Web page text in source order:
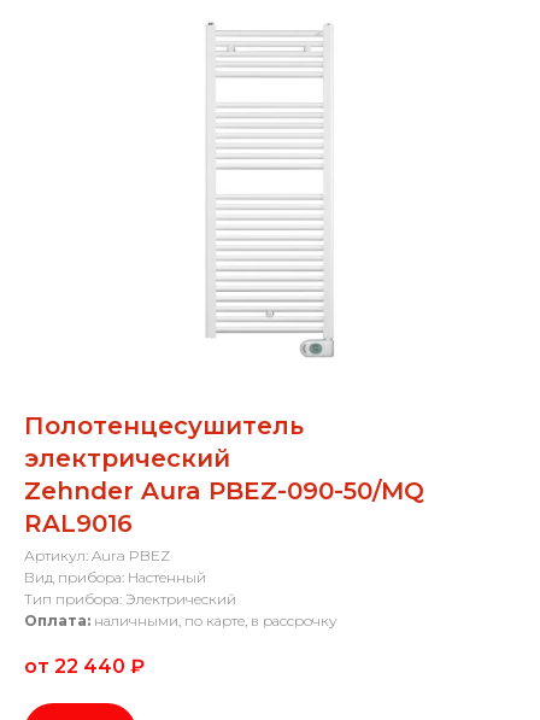
Полотенцесушитель
электрический
Zehnder Aura PBEZ-090-50/MQ
RAL9016
Артикул: Aura PBEZ
Вид прибора: Настенный
Тип прибора: Электрический
Оплата: наличными, по карте, в рассрочку
от 22 440 ₽